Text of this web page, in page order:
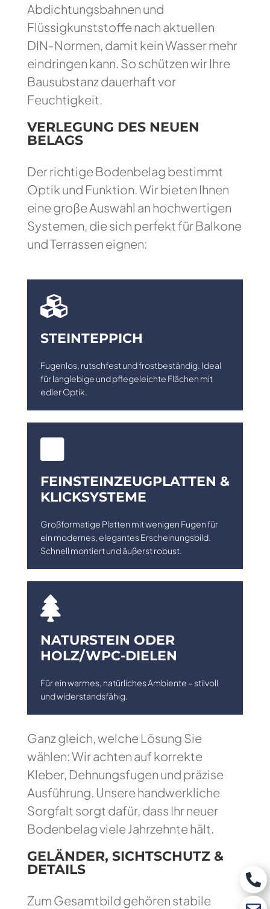
Abdichtungsbahnen und
Flüssigkunststoffe nach aktuellen
DIN-Normen, damit kein Wasser mehr
eindringen kann. So schützen wir Ihre
Bausubstanz dauerhaft vor
Feuchtigkeit.
VERLEGUNG DES NEUEN
BELAGS
Der richtige Bodenbelag bestimmt
Optik und Funktion. Wir bieten Ihnen
eine große Auswahl an hochwertigen
Systemen, die sich perfekt für Balkone
und Terrassen eignen:

STEINTEPPICH
Fugenlos, rutschfest und frostbeständig. Ideal
für langlebige und pflegeleichte Flächen mit
edler Optik.
FEINSTEINZEUGPLATTEN &
KLICKSYSTEME
Großformatige Platten mit wenigen Fugen für
ein modernes, elegantes Erscheinungsbild.
Schnell montiert und äußerst robust.

NATURSTEIN ODER
HOLZ/WPC-DIELEN
Für ein warmes, natürliches Ambiente – stilvoll
und widerstandsfähig.
Ganz gleich, welche Lösung Sie
wählen: Wir achten auf korrekte
Kleber, Dehnungsfugen und präzise
Ausführung. Unsere handwerkliche
Sorgfalt sorgt dafür, dass Ihr neuer
Bodenbelag viele Jahrzehnte hält.
GELÄNDER, SICHTSCHUTZ &
DETAILS
Zum Gesamtbild gehören stabile
